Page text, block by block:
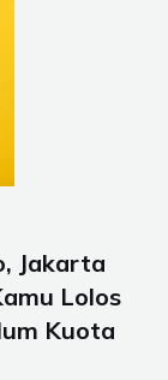
Jakarta
Lolos
Kuota